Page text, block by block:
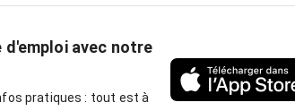
avec notre
pratiques : tout est à